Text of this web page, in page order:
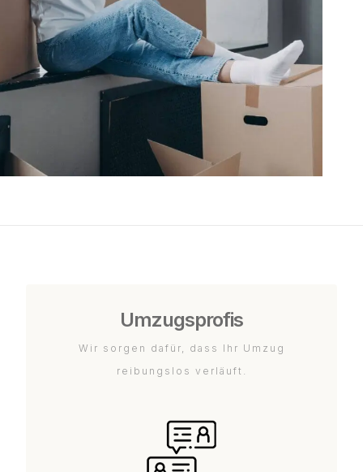
Umzugsprofis
Wir sorgen dafür, dass Ihr Umzug
reibungslos verläuft.